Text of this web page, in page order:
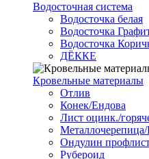
Водосточная система
Водосточка белая
Водосточка
Водосточка
ДЁККЕ
Кровельные материалы
Отлив
Конек/Ендова
Лист оцинк./
Ондулин
Рубероид